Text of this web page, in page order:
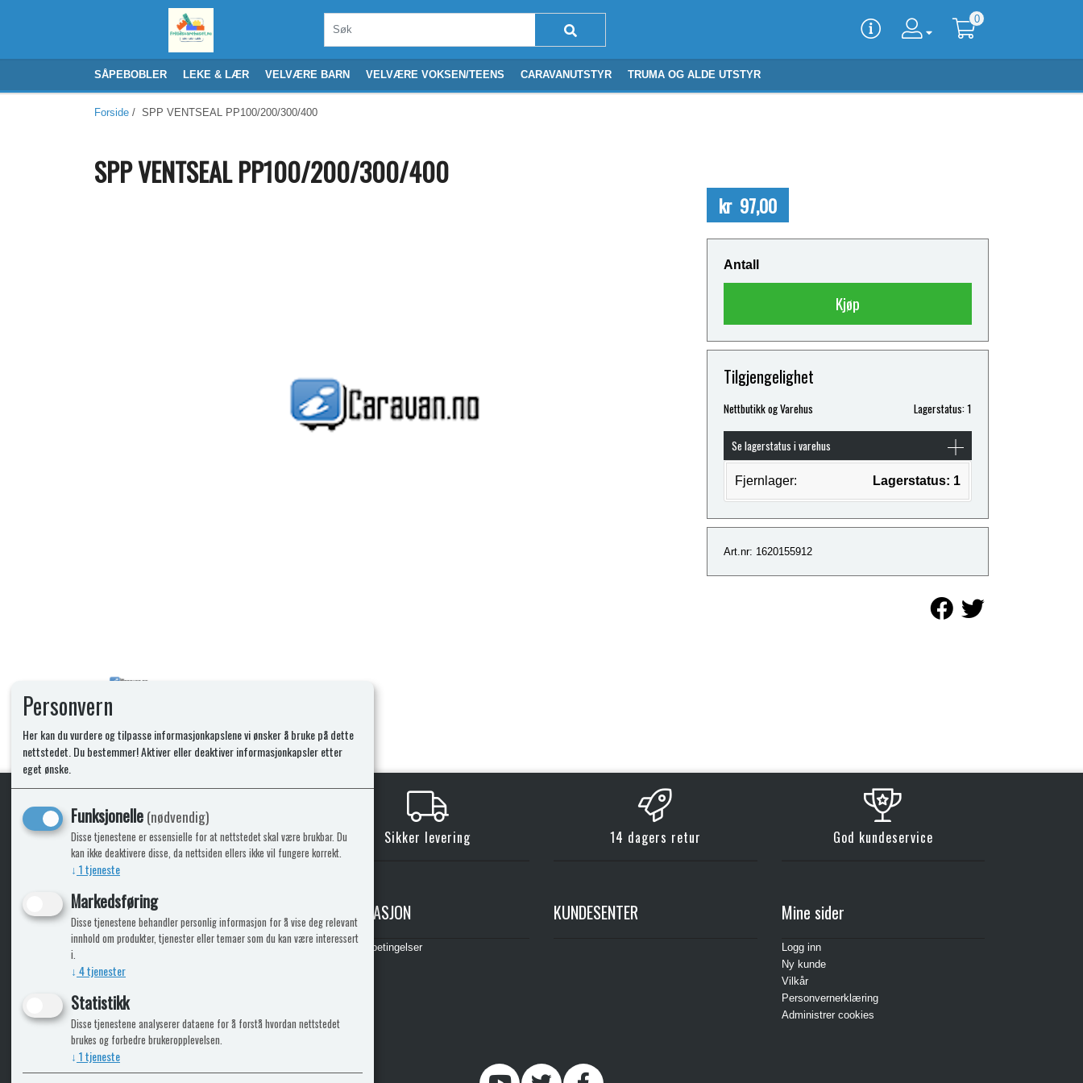
0
SÅPEBOBLER LEKE & LÆR VELVÆRE BARN VELVÆRE VOKSEN/TEENS CARAVANUTSTYR TRUMA OG ALDE UTSTYR
Forside / SPP VENTSEAL PP100/200/300/400
SPP VENTSEAL PP100/200/300/400
kr 97,00
Antall
Kjøp
Tilgjengelighet
Nettbutikk og Varehus Lagerstatus: 1
Se lagerstatus i varehus
Fjernlager: Lagerstatus: 1
Art.nr: 1620155912
KLikk & hent Sikker levering 14 dagers retur God kundeservice
ICARAVANGRUPPEN
Trumadeler.no
Caravan.no
Fritidsvarehuset.no
Bobilkjeden - iCaravan Tromsø
INFORMASJON
Leveringsbetingelser
KUNDESENTER Mine sider
Logg inn
Ny kunde
Vilkår
Personvernerklæring
Administrer cookies
Personvern
Her kan du vurdere og tilpasse informasjonkapslene vi ønsker å bruke på dette
nettstedet. Du bestemmer! Aktiver eller deaktiver informasjonkapsler etter
eget ønske.
Funksjonelle(nødvendig)
Disse tjenestene er essensielle for at nettstedet skal være brukbar. Du
kan ikke deaktivere disse, da nettsiden ellers ikke vil fungere korrekt.
↓ 1tjeneste
Markedsføring
Disse tjenestene behandler personlig informasjon for å vise deg relevant
innhold om produkter, tjenester eller temaer som du kan være interessert
i.
↓ 4tjenester
Statistikk
Disse tjenestene analyserer dataene for å forstå hvordan nettstedet
brukes og forbedre brukeropplevelsen.
↓ 1tjeneste